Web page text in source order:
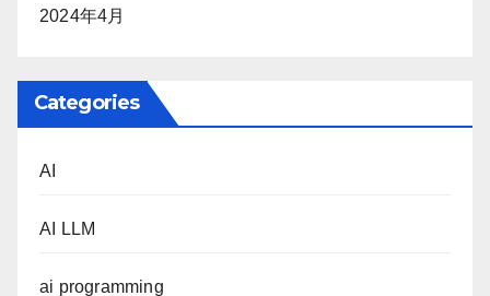
2024年4月
Categories
AI
AI LLM
ai programming